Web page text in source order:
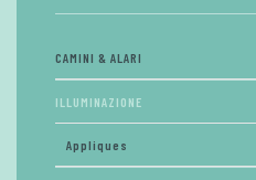
CAMINI & ALARI
ILLUMINAZIONE
Appliques